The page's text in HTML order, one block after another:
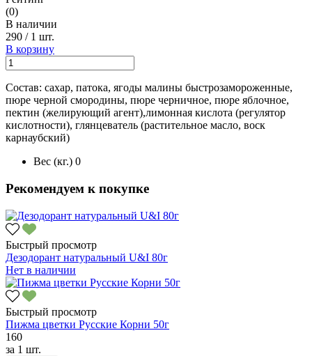
(0)
В наличии
290 / 1 шт.
В корзину
Состав: сахар, патока, ягоды малины быстрозамороженные,
пюре черной смородины, пюре черничное, пюре яблочное,
пектин (желирующий агент),лимонная кислота (регулятор
кислотности), глянцеватель (растительное масло, воск
карнаубский)
Вес (кг.) 0
Рекомендуем к покупке
Быстрый просмотр
Дезодорант натуральный U&I 80г
Нет в наличии
Быстрый просмотр
Пижма цветки Русские Корни 50г
160
за 1 шт.